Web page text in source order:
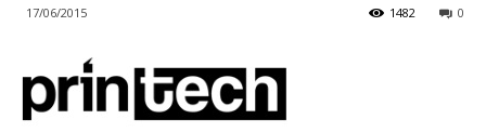
17/06/2015 0
1482